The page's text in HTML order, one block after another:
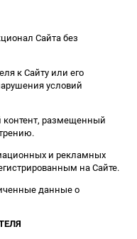
Сайта без
к Сайту или его
условий
размещенный
и рекламных
на Сайте.
данные о